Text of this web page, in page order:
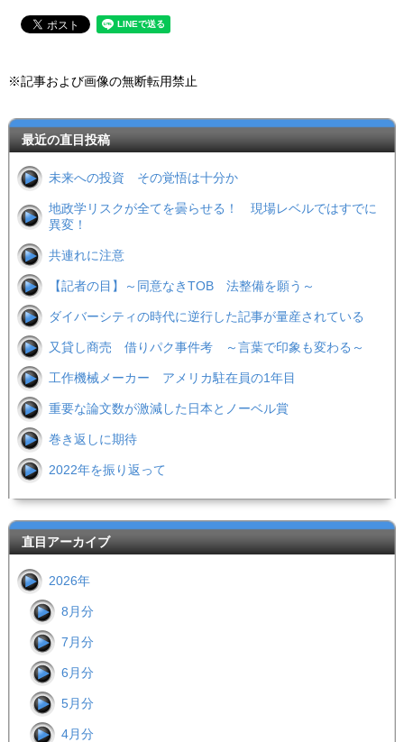
※記事および画像の無断転用禁止
最近の直目投稿
未来への投資 その覚悟は十分か
地政学リスクが全てを曇らせる！ 現場レベルではすでに
異変！
共連れに注意
【記者の目】～同意なきTOB 法整備を願う～
ダイバーシティの時代に逆行した記事が量産されている
又貸し商売 借りパク事件考 ～言葉で印象も変わる～
工作機械メーカー アメリカ駐在員の1年目
重要な論文数が激減した日本とノーベル賞
巻き返しに期待
2022年を振り返って
直目アーカイブ
2026年
8月分
7月分
6月分
5月分
4月分